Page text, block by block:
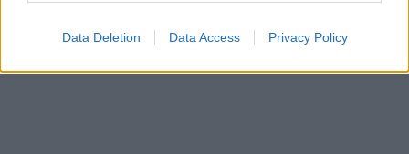
Data Deletion Data Access Privacy Policy